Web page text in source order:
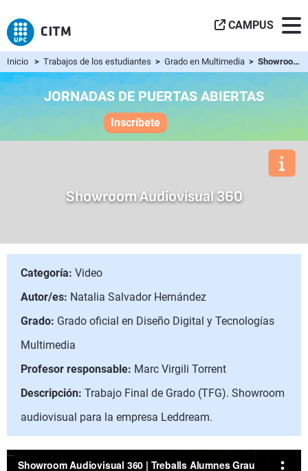
CAMPUS
Inicio > Trabajos de los estudiantes > Grado en Multimedia > Showroom Audiovisual 360
JORNADAS DE PUERTAS ABIERTAS
Inscríbete
Showroom Audiovisual 360
Categoría: Video
Autor/es: Natalia Salvador Hernández
Grado: Grado oficial en Diseño Digital y Tecnologías
Multimedia
Profesor responsable: Marc Virgili Torrent
Descripción: Trabajo Final de Grado (TFG). Showroom
audiovisual para la empresa Leddream.